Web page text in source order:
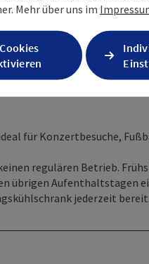
ideal: als genussvolle
Ruhe aus. So bleibt das
in Erinnerung.
für Konzertbesuche,
regulären Betrieb.
übrigen Aufenthaltstagen
jederzeit bereit.
Mehr über uns im